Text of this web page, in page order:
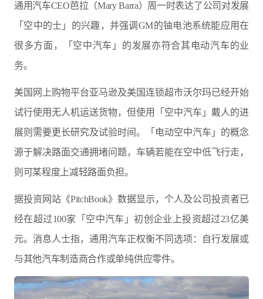
通用汽车CEO芭拉（Mary Barra）周一时表达了公司对发展
「空中的士」的兴趣，并强调GM的铀电池系统能应用在
很多方面，「空中汽车」的发展亦符合其电动汽车的业
务。
美国网上购物平台亚马逊及美国连锁超市沃尔玛已经开始
试行使用无人机运送货物，但使用「空中汽车」戴人的进
展则需要更长研究及试验时间。「电动空中汽车」的概念
源于解决路面交通拥堵问题，车辆若能在空中低飞行走，
则可某程度上减轻路面负担。
据投资网站《PitchBook》数据显示，个人及公司投资者已
经在超过100家「空中汽车」初创企业上投资超过23亿美
元。消息人士指，通用汽车正权衡不同选项：自行发展或
与其他汽车制造商合作或单纯供应零件。